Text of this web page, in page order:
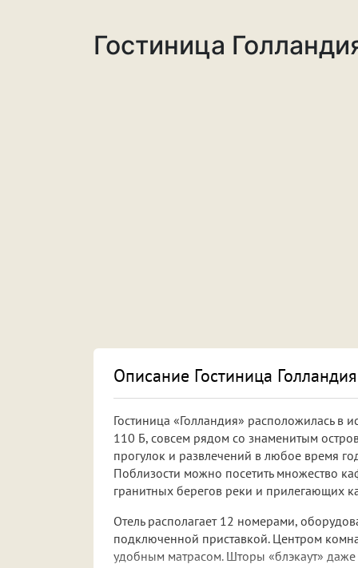
Гостиница
Описание Гостиница Голландия
Гостиница «Голландия» расположилась
110 Б, совсем рядом со знаменитым
прогулок и развлечений в любое время
Поблизости можно посетить множество
гранитных берегов реки и прилегающих
Отель располагает 12 номерами,
подключенной приставкой. Центром
удобным матрасом. Шторы «блэкаут»